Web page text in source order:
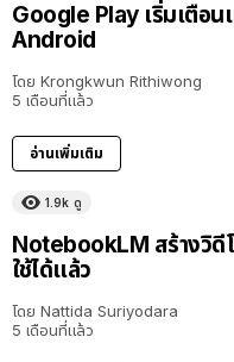
Google Play เริ่มเตือ
Android
โดย Krongkwun Rithiwong
5 เดือนที่แล้ว
อ่านเพิ่มเติม
1.9k ดู
NotebookLM สร้างวิดี
ใช้ได้แล้ว
โดย Nattida Suriyodara
5 เดือนที่แล้ว